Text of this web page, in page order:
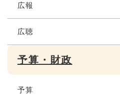
広報
広聴
予算・財政
予算